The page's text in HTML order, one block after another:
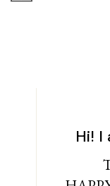
Hi! I